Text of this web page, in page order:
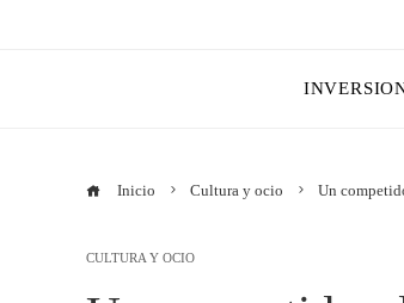
Inicio Cultura y ocio Un
CULTURA Y OCIO